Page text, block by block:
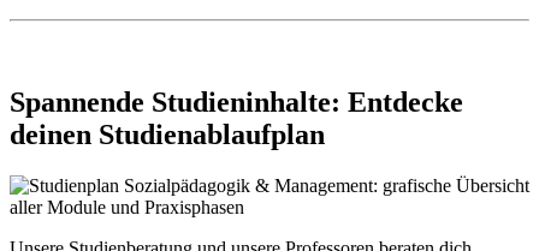
Spannende Studieninhalte: Entdecke
deinen Studienablaufplan